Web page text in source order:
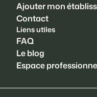
Ajouter mon
Contact
Liens utiles
FAQ
Le blog
Espace